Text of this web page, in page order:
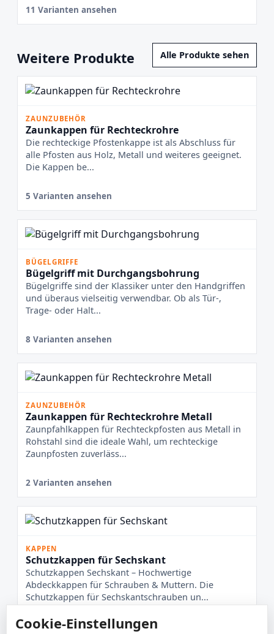
11 Varianten ansehen
Weitere Produkte Alle Produkte sehen
ZAUNZUBEHÖR
Zaunkappen für Rechteckrohre
Die rechteckige Pfostenkappe ist als Abschluss für
alle Pfosten aus Holz, Metall und weiteres geeignet.
Die Kappen be...
5 Varianten ansehen
BÜGELGRIFFE
Bügelgriff mit Durchgangsbohrung
Bügelgriffe sind der Klassiker unter den Handgriffen
und überaus vielseitig verwendbar. Ob als Tür-,
Trage- oder Halt...
8 Varianten ansehen
ZAUNZUBEHÖR
Zaunkappen für Rechteckrohre Metall
Zaunpfahlkappen für Rechteckpfosten aus Metall in
Rohstahl sind die ideale Wahl, um rechteckige
Zaunpfosten zuverläss...
2 Varianten ansehen
KAPPEN
Schutzkappen für Sechskant
Schutzkappen Sechskant – Hochwertige
Abdeckkappen für Schrauben & Muttern. Die
Schutzkappen für Sechskantschrauben un...
13 Varianten ansehen
Cookie-Einstellungen